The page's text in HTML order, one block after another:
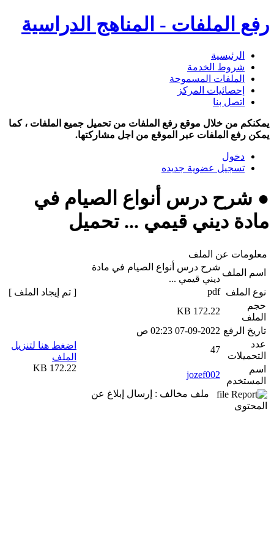
رفع الملفات - المناهج الدراسية
الرئيسية
شروط الخدمة
الملفات المسموحة
إحصائيات المركز
اتصل بنا
يمكنكم من خلال موقع رفع الملفات من تحميل جميع الملفات ، كما
يمكن رفع الملفات عبر الموقع من اجل مشاركتها.
دخول
تسجيل عضوية جديده
● شرح درس أنواع الصيام في
مادة ديني قيمي ... تحميل
معلومات عن الملف
اسم الملف
شرح درس أنواع الصيام في مادة
ديني قيمي ...
نوع الملف pdf
حجم
الملف
172.22 KB
تاريخ الرفع 07-09-2022 02:23 ص
عدد
التحميلات
47
اسم
المستخدم
jozef002
ملف مخالف : إرسال إبلاغ عن
المحتوى
[ تم إيجاد الملف ]
اضغط هنا لتنزيل
الملف
172.22 KB